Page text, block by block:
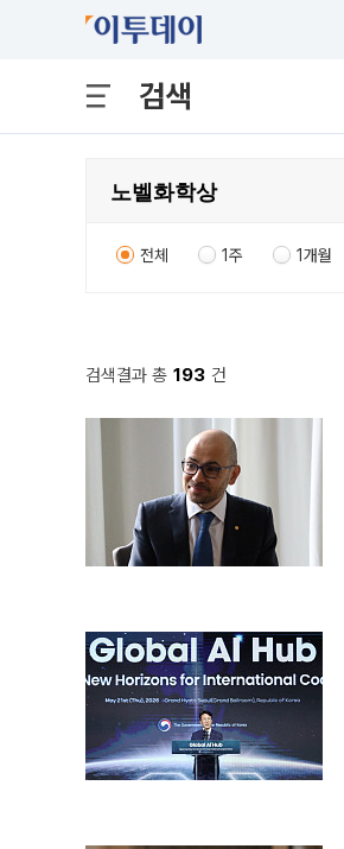
검색
전체 1주 1개월
검색결과 총 193 건